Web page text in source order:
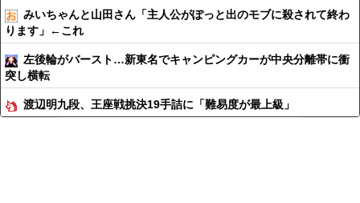
みいちゃんと山田さん「主人公がぽっと出のモブに殺されて終わ
ります」←これ
左後輪がバースト…新東名でキャンピングカーが中央分離帯に衝
突し横転
渡辺明九段、王座戦挑決19手詰に「難易度が最上級」